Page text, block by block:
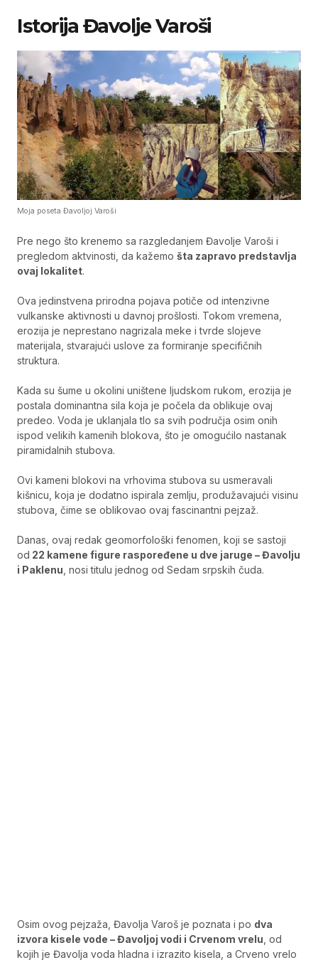
Istorija Đavolje Varoši
Moja poseta Đavoljoj Varoši
Pre nego što krenemo sa razgledanjem Đavolje Varoši i
pregledom aktvinosti, da kažemo šta zapravo predstavlja
ovaj lokalitet.
Ova jedinstvena prirodna pojava potiče od intenzivne
vulkanske aktivnosti u davnoj prošlosti. Tokom vremena,
erozija je neprestano nagrizala meke i tvrde slojeve
materijala, stvarajući uslove za formiranje specifičnih
struktura.
Kada su šume u okolini uništene ljudskom rukom, erozija je
postala dominantna sila koja je počela da oblikuje ovaj
predeo. Voda je uklanjala tlo sa svih područja osim onih
ispod velikih kamenih blokova, što je omogućilo nastanak
piramidalnih stubova.
Ovi kameni blokovi na vrhovima stubova su usmeravali
kišnicu, koja je dodatno ispirala zemlju, produžavajući visinu
stubova, čime se oblikovao ovaj fascinantni pejzaž.
Danas, ovaj redak geomorfološki fenomen, koji se sastoji
od 22 kamene figure raspoređene u dve jaruge – Đavolju
i Paklenu , nosi titulu jednog od Sedam srpskih čuda.
Osim ovog pejzaža, Đavolja Varoš je poznata i po dva
izvora kisele vode – Đavoljoj vodi i Crvenom vrelu , od
kojih je Đavolja voda hladna i izrazito kisela, a Crveno vrelo